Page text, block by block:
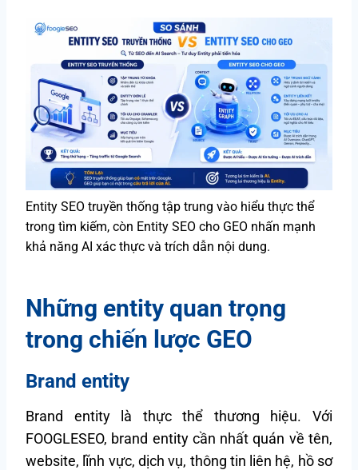
Entity SEO truyền thống tập trung vào hiểu thực thể
trong tìm kiếm, còn Entity SEO cho GEO nhấn mạnh
khả năng AI xác thực và trích dẫn nội dung.
Những entity quan trọng
trong chiến lược GEO
Brand entity
Brand entity là thực thể thương hiệu. Với
FOOGLESEO, brand entity cần nhất quán về tên,
website, lĩnh vực, dịch vụ, thông tin liên hệ, hồ sơ